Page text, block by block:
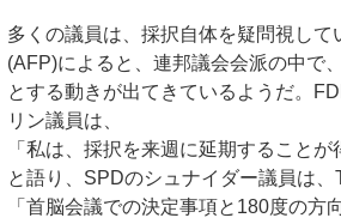
多くの議員は、採択自体を疑問視して
(AFP)によると、連邦議会会派の中で
とする動きが出てきているようだ。
リン議員は、
「私は、採択を来週に延期することが
と語り、SPDのシュナイダー議員は、
「首脳会議での決定事項と180度の方